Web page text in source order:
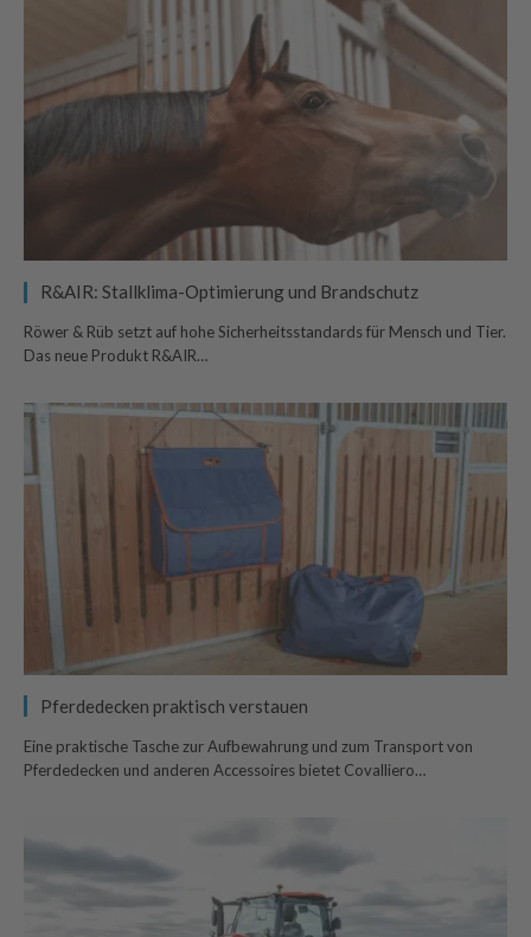
R&AIR: Stallklima-Optimierung und Brandschutz
Röwer & Rüb setzt auf hohe Sicherheitsstandards für Mensch und Tier.
Das neue Produkt R&AIR…
Pferdedecken praktisch verstauen
Eine praktische Tasche zur Aufbewahrung und zum Transport von
Pferdedecken und anderen Accessoires bietet Covalliero…